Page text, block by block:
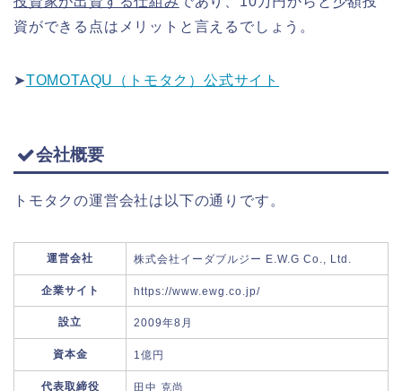
資ができる点はメリットと言えるでしょう。
➤TOMOTAQU（トモタク）公式サイト
会社概要
トモタクの運営会社は以下の通りです。
運営会社 株式会社イーダブルジー E.W.G Co., Ltd.
企業サイト https://www.ewg.co.jp/
設立 2009年8月
資本金 1億円
代表取締役 田中 克尚